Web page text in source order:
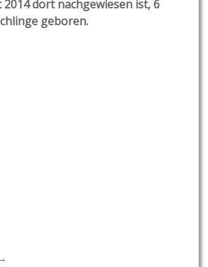
2014 dort nachgewiesen ist, 6
geboren.